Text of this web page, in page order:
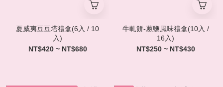
夏威夷豆豆塔禮盒(6入 / 10
入)
NT$420 ~ NT$680
牛軋餅-蔥鹽風味禮盒(10入 /
16入)
NT$250 ~ NT$430